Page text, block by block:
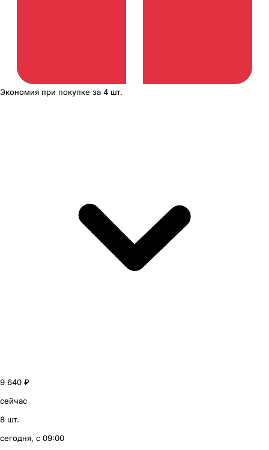
Экономия при покупке за 4 шт.
9 640 ₽
сейчас
8 шт.
сегодня, с 09:00